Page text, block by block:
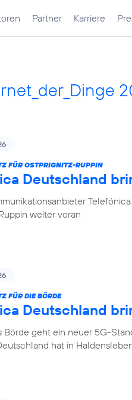
Partner Karriere
FÜR OSTPRIGNITZ-RUPPIN
Deutschland
weiter voran
FÜR DIE BÖRDE
Deutschland
Börde geht ein neuer 5G-
hat in